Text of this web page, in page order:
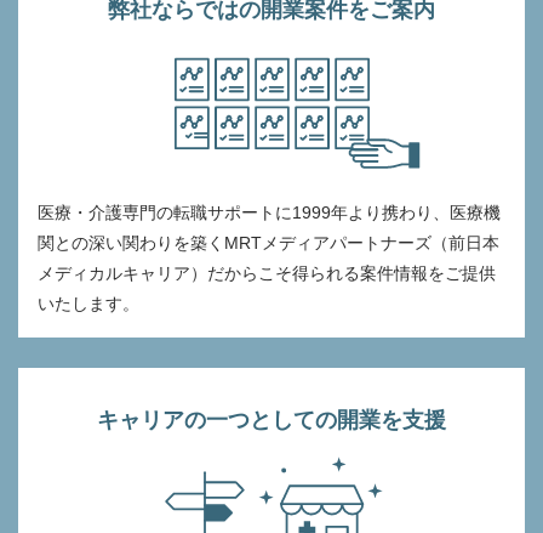
弊社ならではの開業案件をご案内
医療・介護専門の転職サポートに1999年より携わり、医療機
関との深い関わりを築くMRTメディアパートナーズ（前日本
メディカルキャリア）だからこそ得られる案件情報をご提供
いたします。
キャリアの一つとしての開業を支援